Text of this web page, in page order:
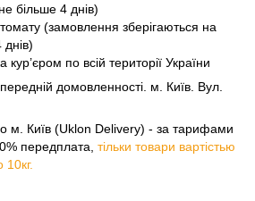
більше 4 днів)
(замовлення зберігаються на
по всій території України
домовленності. м. Київ. Вул.
м. Київ (Uklon Delivery) - за тарифами
передплата, тільки товари вартістью